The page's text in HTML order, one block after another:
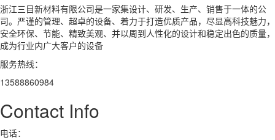
浙江三目新材料有限公司是一家集设计、研发、生产、销售于一体的公
司。严谨的管理、超卓的设备、着力于打造优质产品，尽显高科技魅力，
安全环保、节能、精致美观、并以周到人性化的设计和稳定出色的质量，
成为行业内广大客户的设备
服务热线：
13588860984
Contact Info
电话：